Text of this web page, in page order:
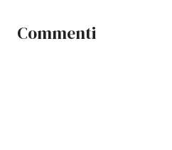
Commenti